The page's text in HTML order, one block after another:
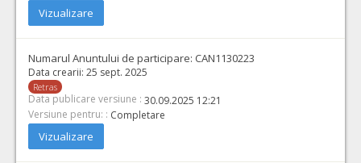
Vizualizare
Numarul Anuntului de participare: CAN1130223
Data crearii: 25 sept. 2025
Retras
Data publicare versiune : 30.09.2025 12:21
Versiune pentru: : Completare
Vizualizare